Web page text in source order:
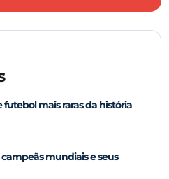
futebol mais raras da história
campeãs mundiais e seus